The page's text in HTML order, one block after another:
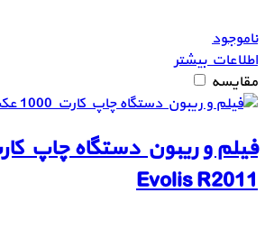
ناموجود
اطلاعات بیشتر
مقایسه
Evolis R2011